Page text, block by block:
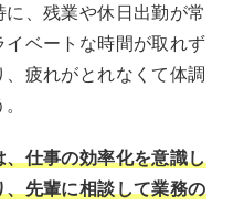
に、残業や休日出勤が常
ベートな時間が取れず
疲れがとれなくて体調
仕事の効率化を意識し
先輩に相談して業務の